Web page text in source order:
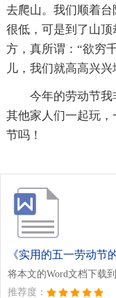
去爬山。我们顺着
很低，可是到了山
方，真所谓：“欲穷
儿，我们就高高兴兴
今年的劳动节
其他家人们一起玩
节吗！
《实用的五一劳动节
将本文的Word文档下载
推荐度：